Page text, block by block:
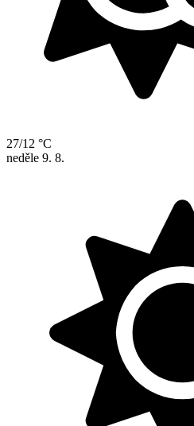
27/12 °C
neděle 9. 8.